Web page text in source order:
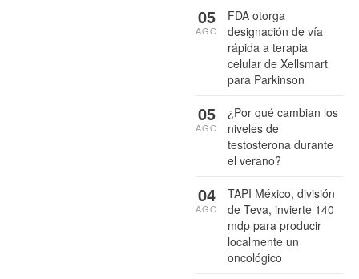
FDA otorga
designación de vía
rápida a terapia
celular de Xellsmart
para Parkinson
05
AGO
¿Por qué cambian los
niveles de
testosterona durante
el verano?
05
AGO
TAPI México, división
de Teva, invierte 140
mdp para producir
localmente un
oncológico
04
AGO